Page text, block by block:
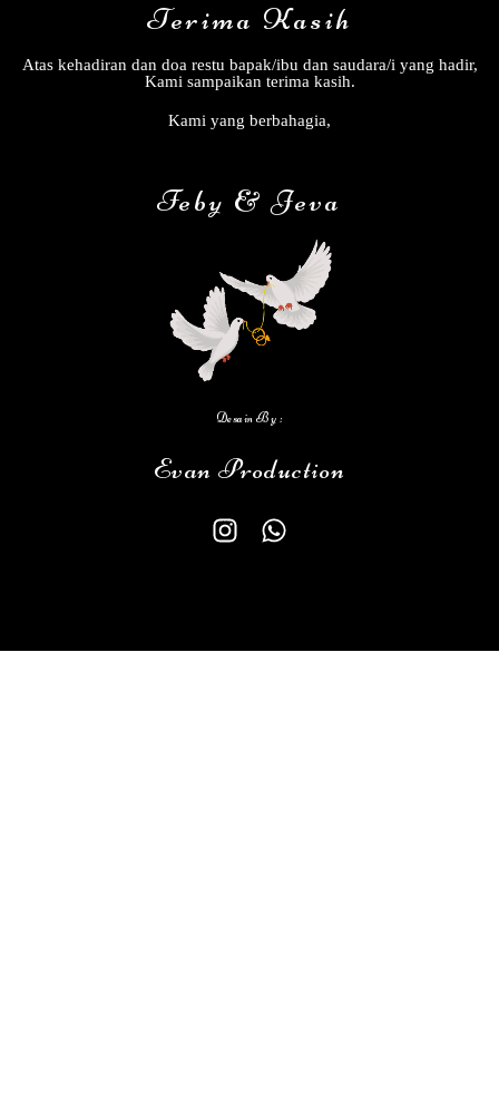
Semoga di berikan kesehatan umur panjang dan di berikan
kebahagiaan dan di berikan keturunan yg berguna untuk
orang tua agama dan Negara (Amin) By. Arisan SMP
Terima Kasih
Atas kehadiran dan doa restu bapak/ibu dan saudara/i yang hadir,
Kami sampaikan terima kasih.
Kami yang berbahagia,
Feby & Jeva
Desain By :
Evan Production